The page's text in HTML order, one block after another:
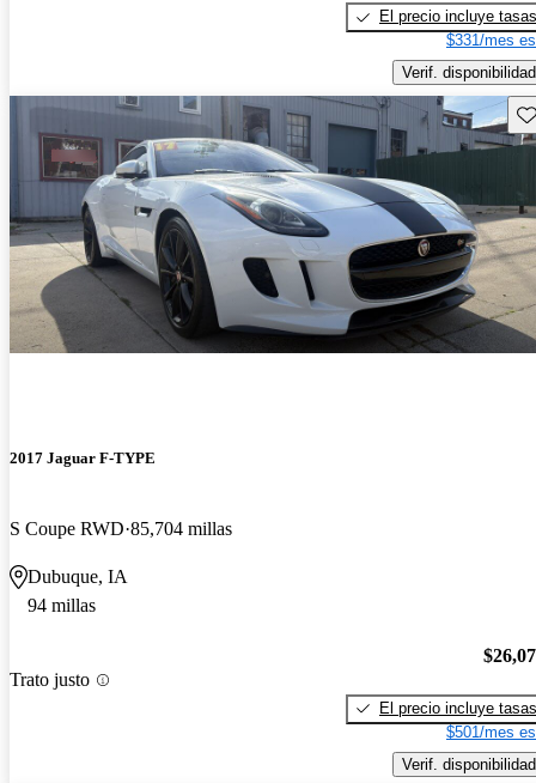
El precio incluye tasas
$331/mes
Verif. disponibilidad
2017 Jaguar F-TYPE
S Coupe RWD 85,704 millas
Dubuque, IA
94 millas
Trato justo
El precio incluye tasas
$501/mes
Verif. disponibilidad